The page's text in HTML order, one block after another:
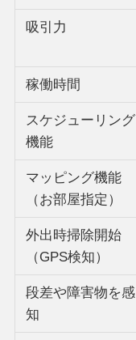
吸引力
稼働時間
スケジューリング
機能
マッピング機能
（お部屋指定）
外出時掃除開始
（GPS検知）
段差や障害物を感
知